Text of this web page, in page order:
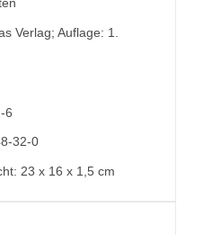
Verlag; Auflage: 1.
6
32-0
23 x 16 x 1,5 cm